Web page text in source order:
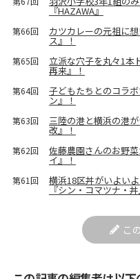
『HAZAWA』
第66回 カツカレーの元祖に
ス』！
第65回 立派な穴子を丸々1本
再来』！
第64回 子どもたちとのコラ
ン』！
第63回 三陸の港と横浜の港
改』！
第62回 佐藤農園さんのお野
イ』！
第61回 横浜18区丼がいよい
『シン・コマツナ・
こ